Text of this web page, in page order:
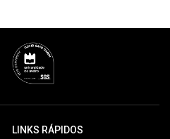
LINKS RÁPIDOS